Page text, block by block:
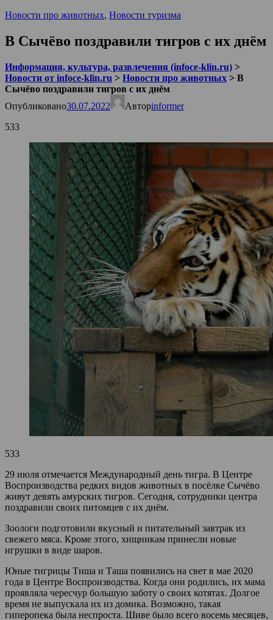
Новости про животных, Новости туризма
В Сычёво поздравили тигров с их днём
Информация, культура, развлечения (infoce-klin.ru) >
Новости от infoce-klin.ru > Новости про животных > В
Сычёво поздравили тигров с их днём
Опубликовано30.07.2022 Авторinformer
533
533
29 июля отмечается Международный день тигра. В Центре
Воспроизводства редких видов животных в посёлке Сычёво
живут девять амурских тигров. Сегодня, сотрудники центра
поздравили своих питомцев с их днём.
Зоологи подготовили вкусный и питательный завтрак из
свежего мяса. Кроме этого, хищникам принесли новые
игрушки в виде шаров.
Юные тигрицы Тиша и Таша появились на свет в мае 2020
года в Центре Воспроизводства. Когда они родились, их мама
проявляла чересчур большую заботу о своих котятах. Долгое
время не выпускала их из домика. Возможно, такая
гиперопека была неспроста. Шиве было всего восемь месяцев,